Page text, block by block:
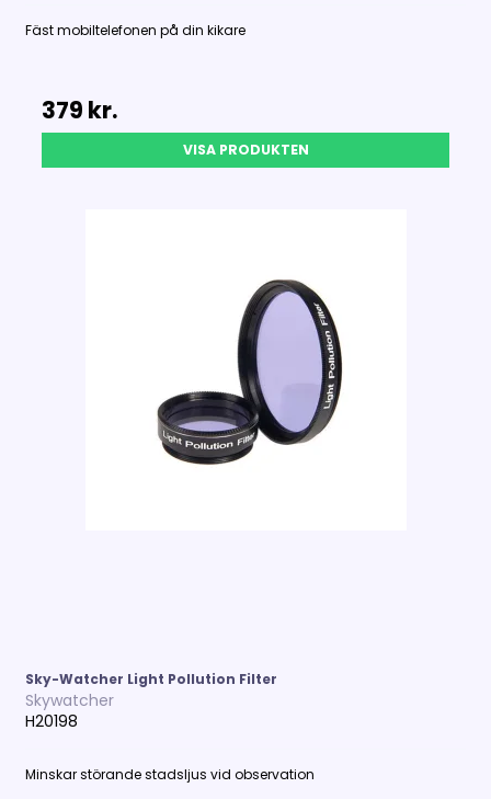
Fäst mobiltelefonen på din kikare
379 kr.
VISA PRODUKTEN
Sky-Watcher Light Pollution Filter
Skywatcher
H20198
Minskar störande stadsljus vid observation